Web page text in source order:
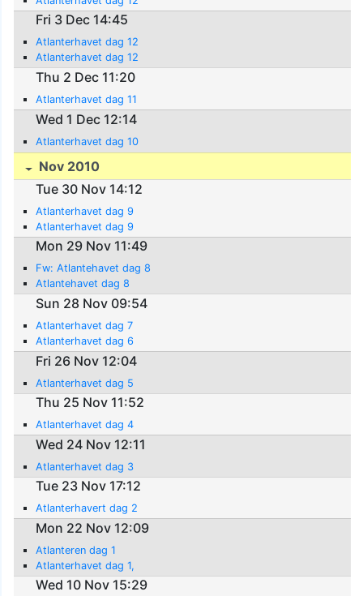
Fri 3 Dec 14:45
Atlanterhavet dag 12
Atlanterhavet dag 12
Thu 2 Dec 11:20
Atlanterhavet dag 11
Wed 1 Dec 12:14
Atlanterhavet dag 10
Nov 2010
Tue 30 Nov 14:12
Atlanterhavet dag 9
Atlanterhavet dag 9
Mon 29 Nov 11:49
Fw: Atlantehavet dag 8
Atlantehavet dag 8
Sun 28 Nov 09:54
Atlanterhavet dag 7
Atlanterhavet dag 6
Fri 26 Nov 12:04
Atlanterhavet dag 5
Thu 25 Nov 11:52
Atlanterhavet dag 4
Wed 24 Nov 12:11
Atlanterhavet dag 3
Tue 23 Nov 17:12
Atlanterhavert dag 2
Mon 22 Nov 12:09
Atlanteren dag 1
Atlanterhavet dag 1,
Wed 10 Nov 15:29